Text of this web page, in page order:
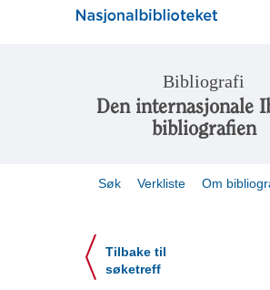
Bibliografi
Den internasjonale
bibliografien
Søk Verkliste Om
Tilbake til
søketreff